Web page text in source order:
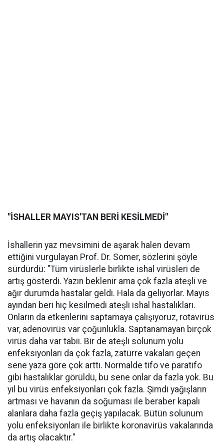
"İSHALLER MAYIS'TAN BERİ KESİLMEDİ"
İshallerin yaz mevsimini de aşarak halen devam
ettiğini vurgulayan Prof. Dr. Somer, sözlerini şöyle
sürdürdü: "Tüm virüslerle birlikte ishal virüsleri de
artış gösterdi. Yazın beklenir ama çok fazla ateşli ve
ağır durumda hastalar geldi. Hala da geliyorlar. Mayıs
ayından beri hiç kesilmedi ateşli ishal hastalıkları.
Onların da etkenlerini saptamaya çalışıyoruz, rotavirüs
var, adenovirüs var çoğunlukla. Saptanamayan birçok
virüs daha var tabii. Bir de ateşli solunum yolu
enfeksiyonları da çok fazla, zatürre vakaları geçen
sene yaza göre çok arttı. Normalde tifo ve paratifo
gibi hastalıklar görüldü, bu sene onlar da fazla yok. Bu
yıl bu virüs enfeksiyonları çok fazla. Şimdi yağışların
artması ve havanın da soğuması ile beraber kapalı
alanlara daha fazla geçiş yapılacak. Bütün solunum
yolu enfeksiyonları ile birlikte koronavirüs vakalarında
da artış olacaktır."